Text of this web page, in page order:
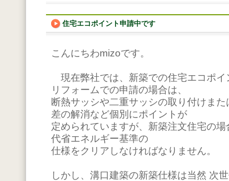
住宅エコポイント申請中です
こんにちわmizoです。
現在弊社では、新築での住宅エコポイ
リフォームでの申請の場合は、
断熱サッシや二重サッシの取り付けま
差の解消など個別にポイントが
定められていますが、新築注文住宅の
代省エネルギー基準の
仕様をクリアしなければなりません。
しかし、溝口建築の新築仕様は当然 次